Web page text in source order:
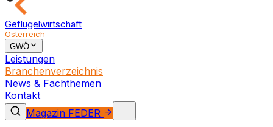
Geflügelwirtschaft
Österreich
GWÖ
Leistungen
Branchenverzeichnis
News & Fachthemen
Kontakt
Magazin FEDER